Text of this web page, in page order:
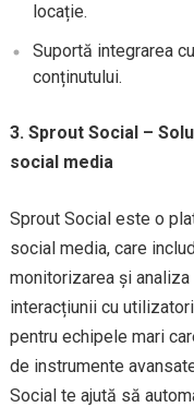
locație.
Suportă integrarea
conținutului.
3. Sprout Social –
social media
Sprout Social este o
social media, care
monitorizarea și
interacțiunii cu
pentru echipele mari
de instrumente
Social te ajută să